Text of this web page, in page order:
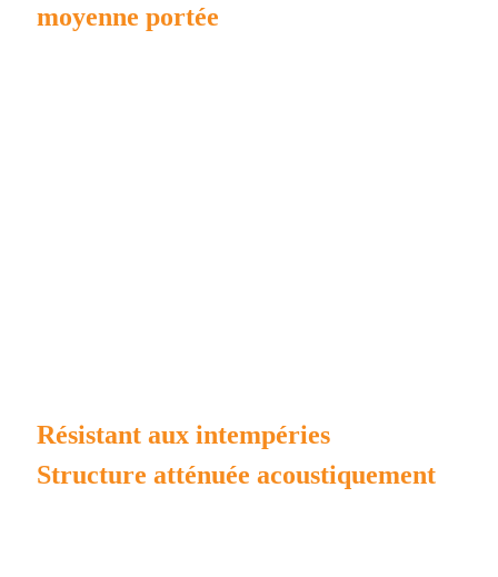
moyenne portée
Résistant aux intempéries
Structure atténuée acoustiquement